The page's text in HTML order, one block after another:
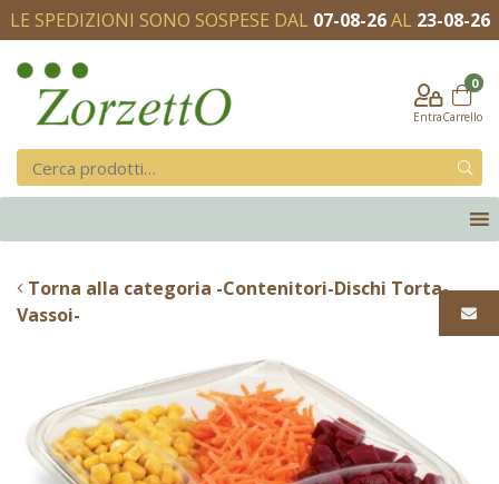
LE SPEDIZIONI SONO SOSPESE DAL 07-08-26AL 23-08-26
Entra
0
Carrello
Torna alla categoria -Contenitori-Dischi Torta-
Vassoi-